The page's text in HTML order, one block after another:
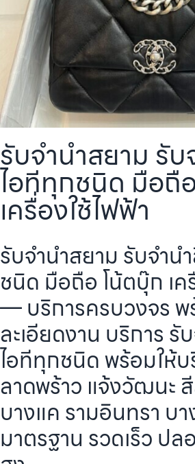
รับจำนำสยาม รั
ไอทีทุกชนิด มือถื
เครื่องใช้ไฟฟ้า
รับจำนำสยาม รับจำน
ชนิด มือถือ โน้ตบุ๊ก เค
— บริการครบวงจร พ
ละเอียดงาน บริการ รั
ไอทีทุกชนิด พร้อมให้บ
ลาดพร้าว แจ้งวัฒนะ
บางแค รามอินทรา บ
มาตรฐาน รวดเร็ว ปล